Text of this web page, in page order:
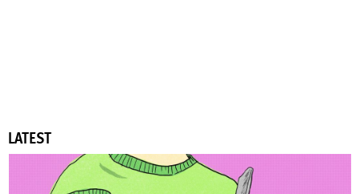
LATEST